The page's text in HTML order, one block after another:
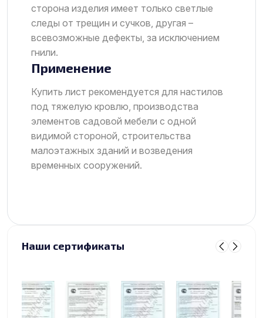
сторона изделия имеет только светлые
следы от трещин и сучков, другая –
всевозможные дефекты, за исключением
гнили.
Применение
Купить лист рекомендуется для настилов
под тяжелую кровлю, производства
элементов садовой мебели с одной
видимой стороной, строительства
малоэтажных зданий и возведения
временных сооружений.
Наши сертификаты